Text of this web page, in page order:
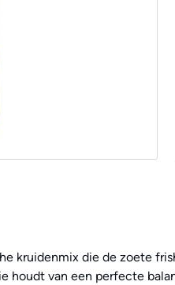
kruidenmix die de zoete
van een perfecte